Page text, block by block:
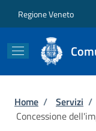
Regione Veneto
Briciole
Home / Servizi /
Concessione